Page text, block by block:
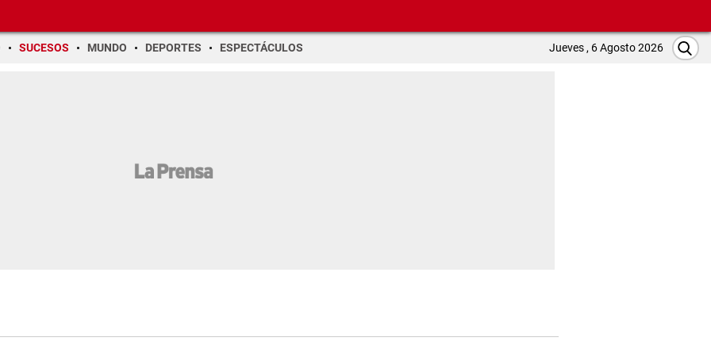
SUCESOS MUNDO DEPORTES ESPECTÁCULOS Jueves , 6 Agosto 2026